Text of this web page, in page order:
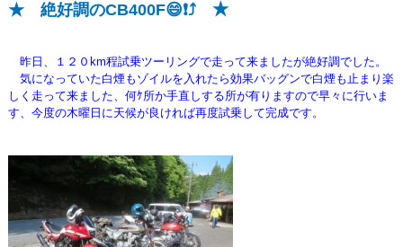
★ 絶好調のCB400F😄❗⤴ ★
昨日、１２０km程試乗ツーリングで走って来ましたが絶好調でした。
気になっていた白煙もゾイルを入れたら効果バッグンで白煙も止まり楽
しく走って来ました、 何ｹ所か手直しする所が有りますので早々に行いま
す、今度の木曜日に天候が良ければ再度試乗して完成です。